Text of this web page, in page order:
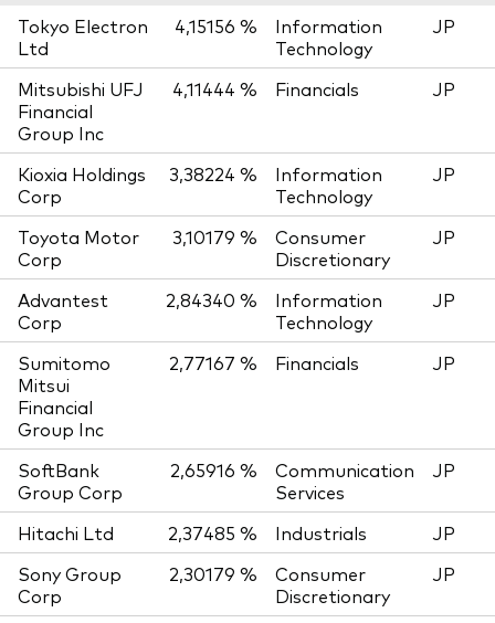
Tokyo Electron
Ltd
4,15156 %
Information
Technology
JP
Mitsubishi UFJ
Financial
Group Inc
4,11444 % Financials JP
Kioxia Holdings
Corp
3,38224 %
Information
Technology
JP
Toyota Motor
Corp
3,10179 %
Consumer
Discretionary
JP
Advantest
Corp
2,84340 %
Information
Technology
JP
Sumitomo
Mitsui
Financial
Group Inc
2,77167 % Financials JP
SoftBank
Group Corp
2,65916 %
Communication
Services
JP
Hitachi Ltd 2,37485 % Industrials
JP
Sony Group
Corp
2,30179 %
Consumer
Discretionary
JP